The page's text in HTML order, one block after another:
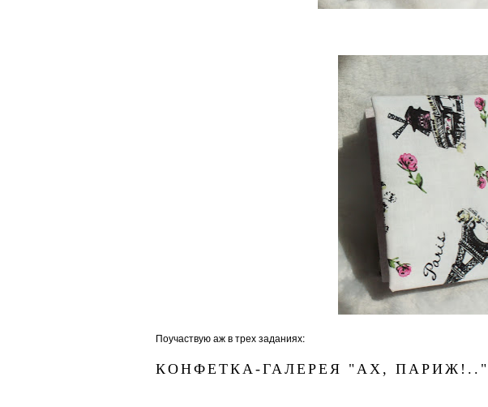
Поучаствую аж в трех заданиях:
КОНФЕТКА-ГАЛЕРЕЯ "АХ, ПАРИЖ!.."